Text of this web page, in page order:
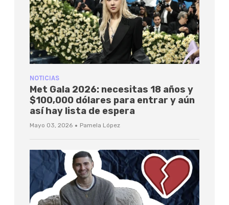
NOTICIAS
Met Gala 2026: necesitas 18 años y
$100,000 dólares para entrar y aún
así hay lista de espera
Mayo 03, 2026 · Pamela López